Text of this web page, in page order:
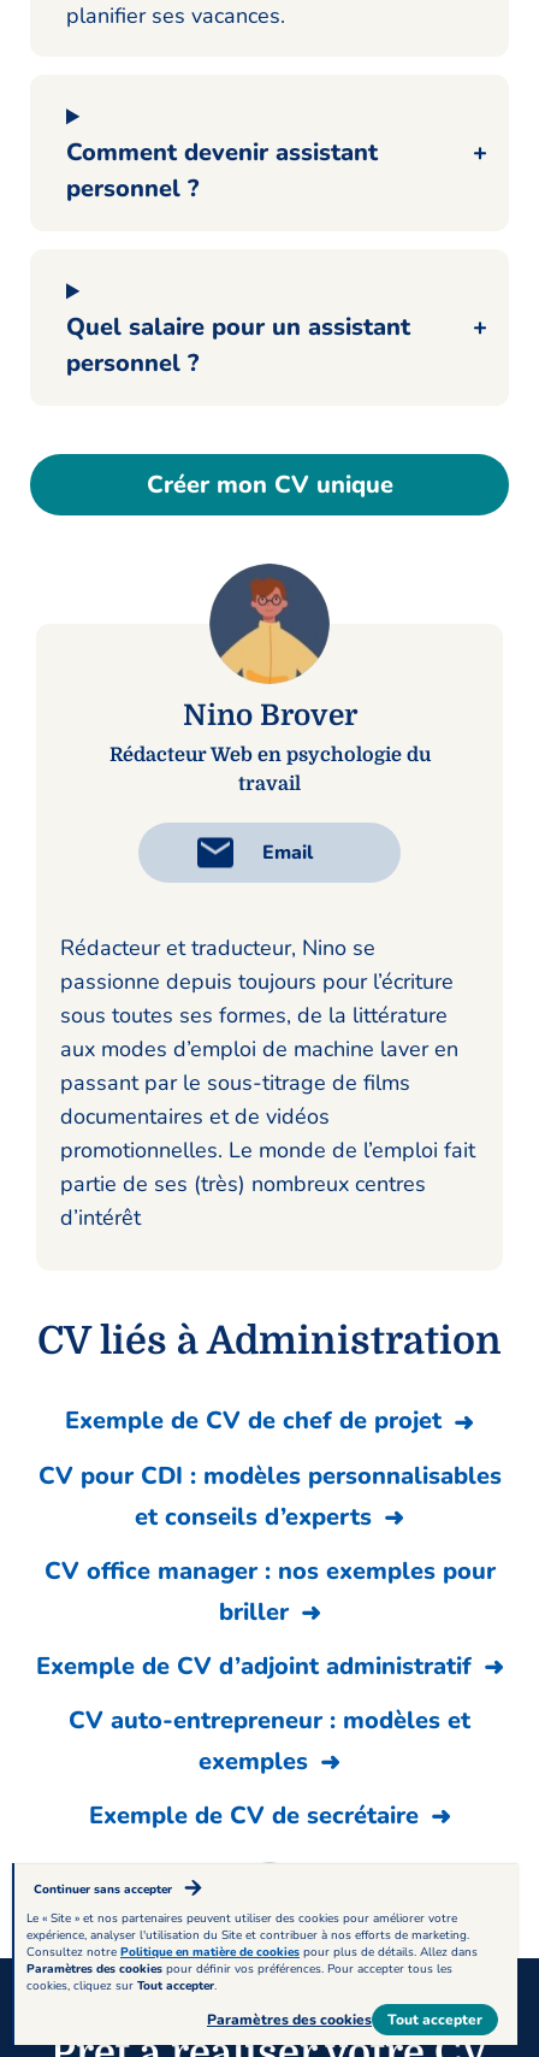
planifier ses vacances.
Comment devenir assistant
personnel ?
Quel salaire pour un assistant
personnel ?
Créer mon CV unique
Nino Brover
Rédacteur Web en psychologie du
travail
Email
Rédacteur et traducteur, Nino se
passionne depuis toujours pour l’écriture
sous toutes ses formes, de la littérature
aux modes d’emploi de machine laver en
passant par le sous-titrage de films
documentaires et de vidéos
promotionnelles. Le monde de l’emploi fait
partie de ses (très) nombreux centres
d’intérêt
CV liés à Administration
Exemple de CV de chef de projet
CV pour CDI : modèles personnalisables
et conseils d’experts
CV office manager : nos exemples pour
briller
Exemple de CV d’adjoint administratif
CV auto-entrepreneur : modèles et
exemples
Exemple de CV de secrétaire
Continuer sans accepter
Le « Site » et nos partenaires peuvent utiliser des cookies pour améliorer votre
expérience, analyser l'utilisation du Site et contribuer à nos efforts de marketing.
Consultez notre Politique en matière de cookies pour plus de détails. Allez dans
Paramètres des cookies pour définir vos préférences. Pour accepter tous les
cookies, cliquez sur Tout accepter.
Tout accepter
Paramètres des cookies